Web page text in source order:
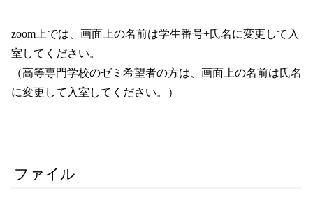
zoom上では、画面上の名前は学生番号+氏名に変更して入
室してください。
（高等専門学校のゼミ希望者の方は、画面上の名前は氏名
に変更して入室してください。）
ファイル